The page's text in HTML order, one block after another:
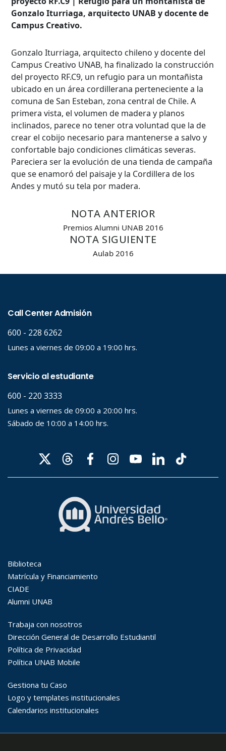
Gonzalo Iturriaga, arquitecto UNAB y docente de
Campus Creativo.
Gonzalo Iturriaga, arquitecto chileno y docente del
Campus Creativo UNAB, ha finalizado la construcción
del proyecto RF.C9, un refugio para un montañista
ubicado en un área cordillerana perteneciente a la
comuna de San Esteban, zona central de Chile. A
primera vista, el volumen de madera y planos
inclinados, parece no tener otra voluntad que la de
crear el cobijo necesario para mantenerse a salvo y
confortable bajo condiciones climáticas severas.
Pareciera ser la evolución de una tienda de campaña
que se enamoró del paisaje y la Cordillera de los
Andes y mutó su tela por madera.
NOTA ANTERIOR
Premios Alumni UNAB 2016
NOTA SIGUIENTE
Aulab 2016
Búsqueda Avanzada
Carrera